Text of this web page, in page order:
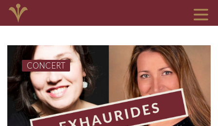
CONCERT